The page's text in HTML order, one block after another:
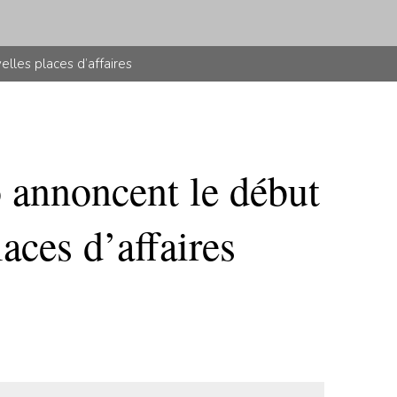
places d’affaires
le début
d’affaires